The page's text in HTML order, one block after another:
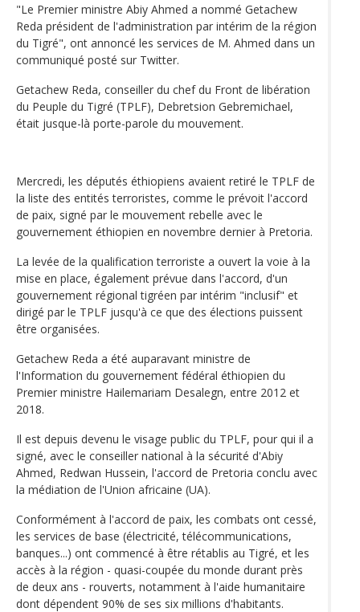
"Le Premier ministre Abiy Ahmed a nommé Getachew
Reda président de l'administration par intérim de la région
du Tigré", ont annoncé les services de M. Ahmed dans un
communiqué posté sur Twitter.
Getachew Reda, conseiller du chef du Front de libération
du Peuple du Tigré (TPLF), Debretsion Gebremichael,
était jusque-là porte-parole du mouvement.
Mercredi, les députés éthiopiens avaient retiré le TPLF de
la liste des entités terroristes, comme le prévoit l'accord
de paix, signé par le mouvement rebelle avec le
gouvernement éthiopien en novembre dernier à Pretoria.
La levée de la qualification terroriste a ouvert la voie à la
mise en place, également prévue dans l'accord, d'un
gouvernement régional tigréen par intérim "inclusif" et
dirigé par le TPLF jusqu'à ce que des élections puissent
être organisées.
Getachew Reda a été auparavant ministre de
l'Information du gouvernement fédéral éthiopien du
Premier ministre Hailemariam Desalegn, entre 2012 et
2018.
Il est depuis devenu le visage public du TPLF, pour qui il a
signé, avec le conseiller national à la sécurité d'Abiy
Ahmed, Redwan Hussein, l'accord de Pretoria conclu avec
la médiation de l'Union africaine (UA).
Conformément à l'accord de paix, les combats ont cessé,
les services de base (électricité, télécommunications,
banques...) ont commencé à être rétablis au Tigré, et les
accès à la région - quasi-coupée du monde durant près
de deux ans - rouverts, notamment à l'aide humanitaire
dont dépendent 90% de ses six millions d'habitants.